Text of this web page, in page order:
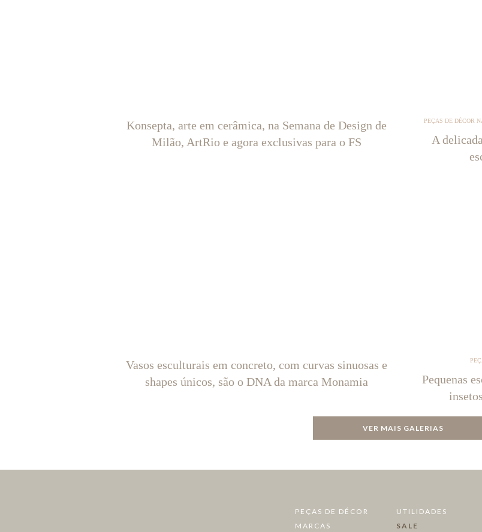
Konsepta, arte em cerâmica, na Semana de Design de
Milão, ArtRio e agora exclusivas para o FS
PEÇAS DE DÉCOR
A
Vasos esculturais em concreto, com curvas sinuosas e
shapes únicos, são o DNA da marca Monamia
Pequenas
VER MAIS GALERIAS
PEÇAS DE DÉCOR
UTILIDADES
MARCAS
SALE